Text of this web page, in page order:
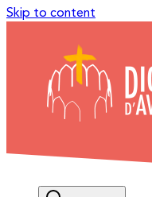
Skip to content